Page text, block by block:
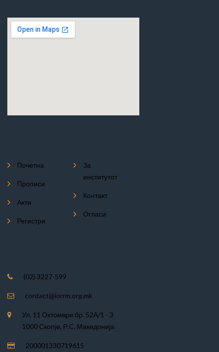
Почетна
Прописи
Акти
Регистри
За
институтот
Контакт
Огласи
(02) 3227-599
contact@iorrm.org.mk
Ул. 11 Октомври бр. 52А/1 - 3
1000 Скопје, Р.C. Македонија
200001330719615